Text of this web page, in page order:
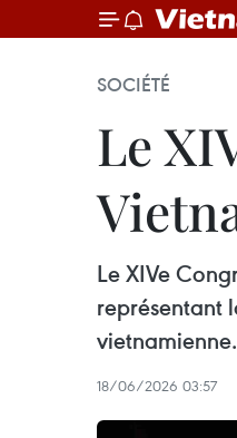
SOCIÉTÉ
Le
Le XIVe
représentant
vietnamienne.
18/06/2026 03:57